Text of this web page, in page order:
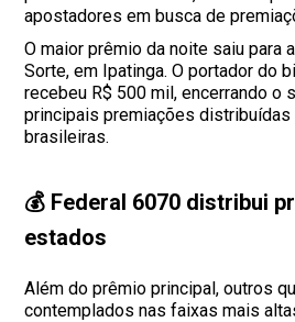
apostadores em busca de
O maior prêmio da noite saiu para
Sorte, em Ipatinga. O portador do
recebeu R$ 500 mil, encerrando o
principais premiações
brasileiras.
💰 Federal 6070 distribui
estados
Além do prêmio principal, outros
contemplados nas faixas mais